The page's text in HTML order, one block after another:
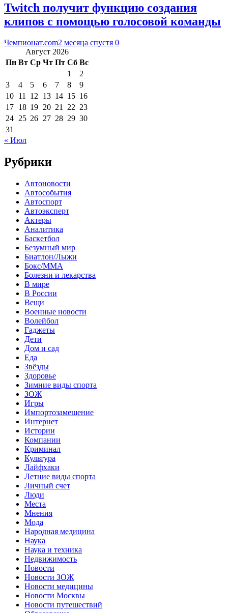
Twitch получит функцию создания
клипов с помощью голосовой команды
Чемпионат.com2 месяца спустя 0
Август 2026
Пн Вт Ср Чт Пт Сб Вс
1
2
3
4 5 6 7 8
9
10 11 12 13 14 15 16
17 18 19 20 21 22 23
24 25 26 27 28 29 30
31
« Июл
Рубрики
Автоновости
Автособытия
Автоспорт
Автоэксперт
Актеры
Аналитика
Баскетбол
Безумный мир
Биатлон/Лыжи
Бокс/MMA
Болезни и лекарства
В мире
В России
Вещи
Военные новости
Волейбол
Гаджеты
Дети
Дом и сад
Еда
Звёзды
Здоровье
Зимние виды спорта
ЗОЖ
Игры
Импортозамещение
Интернет
Истории
Компании
Криминал
Культура
Лайфхаки
Летние виды спорта
Личный счет
Люди
Места
Мнения
Мода
Народная медицина
Наука
Наука и техника
Недвижимость
Новости
Новости ЗОЖ
Новости медицины
Новости Москвы
Новости путешествий